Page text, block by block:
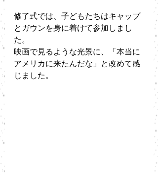
修了式では、子どもたちはキャップ
とガウンを身に着けて参加しまし
た。
映画で見るような光景に、「本当に
アメリカに来たんだな」と改めて感
じました。